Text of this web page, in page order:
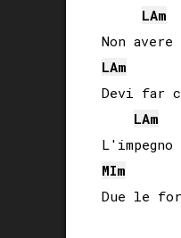
LAm
LAm
Devi far
LAm
MIm
Due le